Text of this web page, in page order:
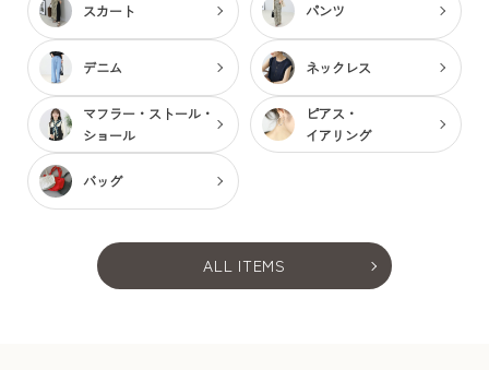
スカート パンツ
デニム ネックレス
マフラー・ストール・
ショール
ピアス・
イアリング
バッグ
ALL ITEMS